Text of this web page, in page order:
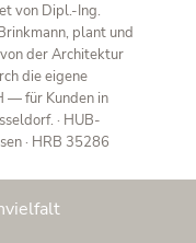
von Dipl.-Ing.
plant und
der Architektur
die eigene
— für Kunden in
· HUB-
· HRB 35286